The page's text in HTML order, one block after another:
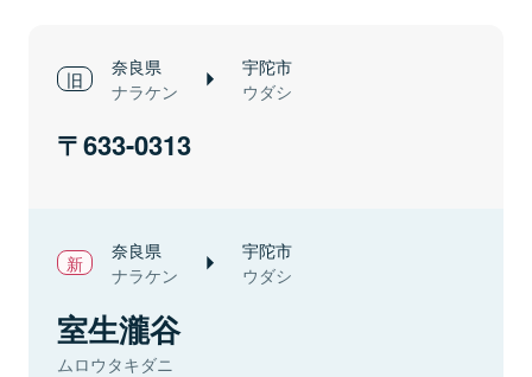
奈良県
ナラケン
宇陀市
ウダシ
633-0313
奈良県
ナラケン
宇陀市
ウダシ
室生瀧谷
ムロウタキダニ